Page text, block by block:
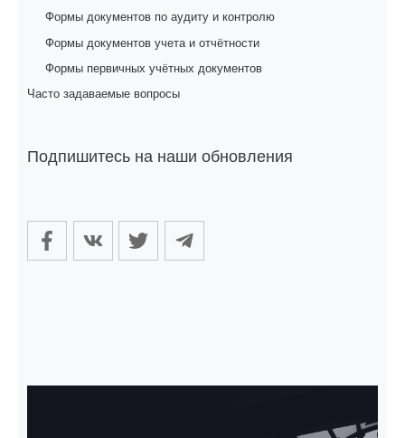
Формы документов по аудиту и контролю
Формы документов учета и отчётности
Формы первичных учётных документов
Часто задаваемые вопросы
Подпишитесь на наши обновления